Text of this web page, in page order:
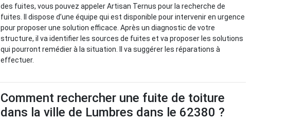
des fuites, vous pouvez appeler Artisan Ternus pour la recherche de
fuites. Il dispose d’une équipe qui est disponible pour intervenir en urgence
pour proposer une solution efficace. Après un diagnostic de votre
structure, il va identifier les sources de fuites et va proposer les solutions
qui pourront remédier à la situation. Il va suggérer les réparations à
effectuer.
Comment rechercher une fuite de toiture
dans la ville de Lumbres dans le 62380 ?